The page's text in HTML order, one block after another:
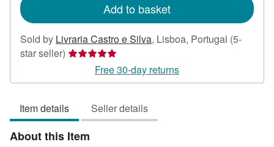
Add to basket
Sold by Livraria Castro e Silva, Lisboa, Portugal (5-
star seller) Seller
5
of
5
stars
Free 30-day returns
Item details Seller details
About this Item